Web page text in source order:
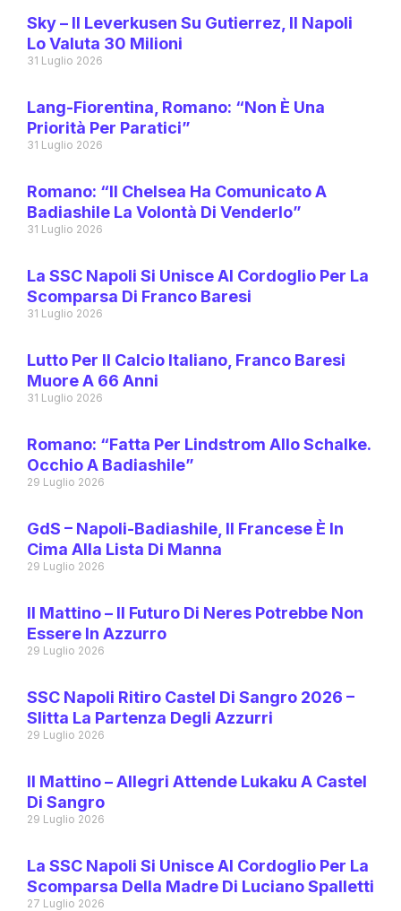
Sky – Il Leverkusen Su Gutierrez, Il Napoli
Lo Valuta 30 Milioni
31 Luglio 2026
Lang-Fiorentina, Romano: “Non È Una
Priorità Per Paratici”
31 Luglio 2026
Romano: “Il Chelsea Ha Comunicato A
Badiashile La Volontà Di Venderlo”
31 Luglio 2026
La SSC Napoli Si Unisce Al Cordoglio Per La
Scomparsa Di Franco Baresi
31 Luglio 2026
Lutto Per Il Calcio Italiano, Franco Baresi
Muore A 66 Anni
31 Luglio 2026
Romano: “Fatta Per Lindstrom Allo Schalke.
Occhio A Badiashile”
29 Luglio 2026
GdS – Napoli-Badiashile, Il Francese È In
Cima Alla Lista Di Manna
29 Luglio 2026
Il Mattino – Il Futuro Di Neres Potrebbe Non
Essere In Azzurro
29 Luglio 2026
SSC Napoli Ritiro Castel Di Sangro 2026 –
Slitta La Partenza Degli Azzurri
29 Luglio 2026
Il Mattino – Allegri Attende Lukaku A Castel
Di Sangro
29 Luglio 2026
La SSC Napoli Si Unisce Al Cordoglio Per La
Scomparsa Della Madre Di Luciano Spalletti
27 Luglio 2026